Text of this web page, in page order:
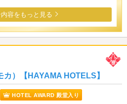
容をもっと見る
）【HAYAMA HOTELS】
HOTEL AWARD 殿堂入り